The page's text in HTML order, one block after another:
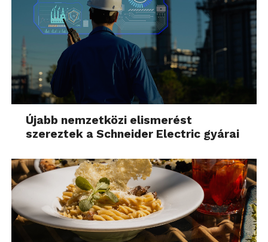
Újabb nemzetközi elismerést
szereztek a Schneider Electric gyárai